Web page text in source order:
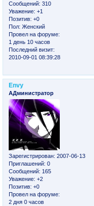
Сообщений: 310
Уважение: +1
Позитив: +0
Пол: Женский
Провел на форуме:
1 день 10 часов
Последний визит:
2010-09-01 08:39:28
Envy
АДминистратор
Зарегистрирован: 2007-06-13
Приглашений: 0
Сообщений: 165
Уважение: +2
Позитив: +0
Провел на форуме:
2 дня 0 часов